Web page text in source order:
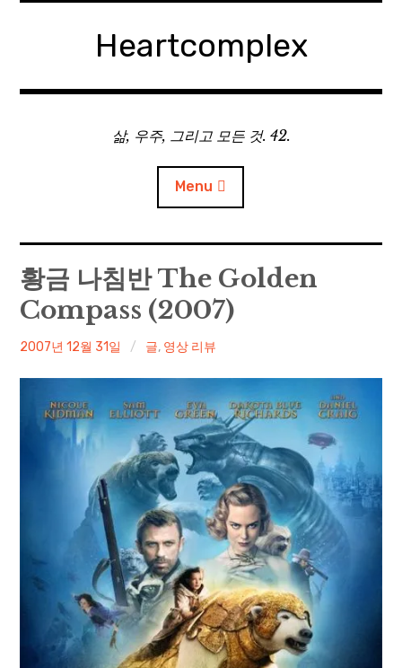
Heartcomplex
삶, 우주, 그리고 모든 것. 42.
Menu
홈
Private Military Manager: Tactical Auto Battler
Plebby Quest: The Crusades
GOTYS
Paper Star Fighters
Homemade Studio
Blender Training
황금 나침반 The Golden
Compass (2007)
irene
2007년 12월 31일 글, 영상 리뷰